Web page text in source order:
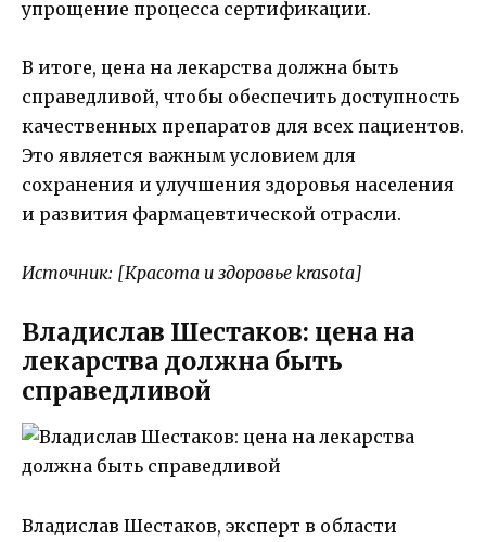
упрощение процесса сертификации.
В итоге, цена на лекарства должна быть
справедливой, чтобы обеспечить доступность
качественных препаратов для всех пациентов.
Это является важным условием для
сохранения и улучшения здоровья населения
и развития фармацевтической отрасли.
Источник: [Красота и здоровье krasota]
Владислав Шестаков: цена на
лекарства должна быть
справедливой
Владислав Шестаков, эксперт в области